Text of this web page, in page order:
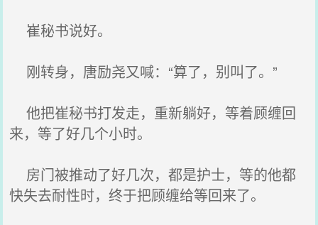
崔秘书说好。
刚转身，唐励尧又喊：“算了，别叫了。”
他把崔秘书打发走，重新躺好，等着顾缠回
来，等了好几个小时。
房门被推动了好几次，都是护士，等的他都
快失去耐性时，终于把顾缠给等回来了。